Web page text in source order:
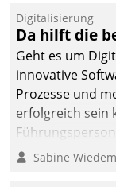
Digitalisierung
Da hilft die
Geht es um
innovative
Prozesse und
erfolgreich sein
verändern und
Sabine